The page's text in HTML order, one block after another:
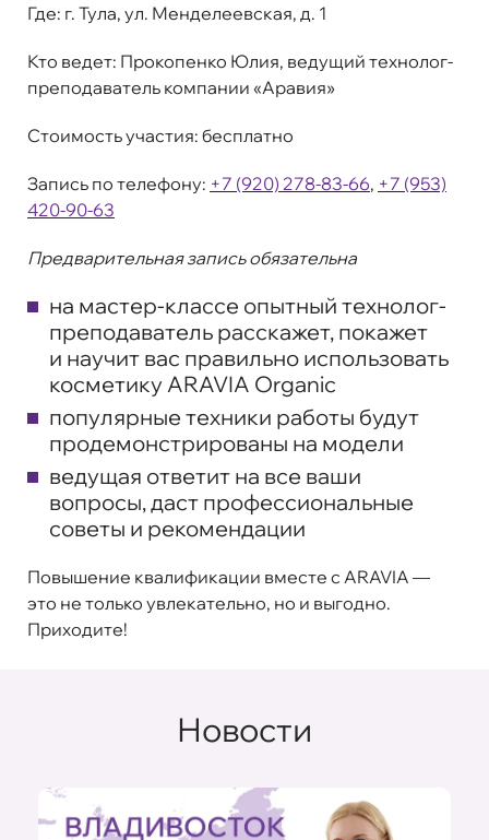
Где: г. Тула, ул. Менделеевская, д. 1
Кто ведет: Прокопенко Юлия, ведущий технолог-
преподаватель компании «Аравия»
Стоимость участия: бесплатно
Запись по телефону: +7 (920) 278-83-66, +7 (953)
420-90-63
Предварительная запись обязательна
на мастер-классе опытный технолог-
преподаватель расскажет, покажет
и научит вас правильно использовать
косметику ARAVIA Organic
популярные техники работы будут
продемонстрированы на модели
ведущая ответит на все ваши
вопросы, даст профессиональные
советы и рекомендации
Повышение квалификации вместе с ARAVIA —
это не только увлекательно, но и выгодно.
Приходите!
Новости